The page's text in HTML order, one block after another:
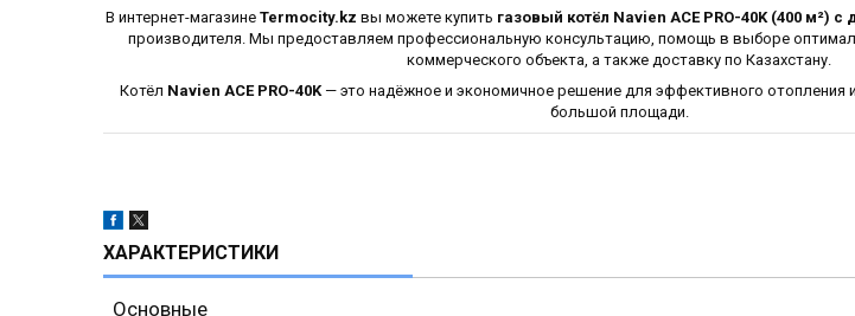
В интернет-магазине Termocity.kz вы можете купить газовый котёл Navien ACE PRO-40K (400 м²)
производителя. Мы предоставляем профессиональную консультацию, помощь в выборе
коммерческого объекта, а также доставку по Казахстану.
Котёл Navien ACE PRO-40K— это надёжное и экономичное решение для эффективного отопления
большой площади.
ХАРАКТЕРИСТИКИ
Основные